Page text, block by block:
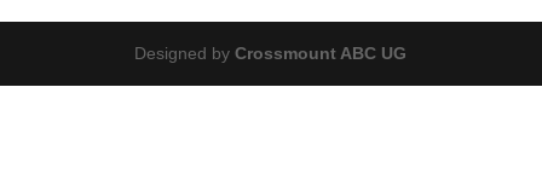
Designed byCrossmount ABC UG